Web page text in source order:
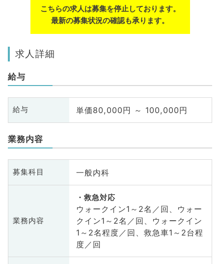
こちらの求人は募集を停止しております。
最新の募集状況の確認も承ります。
求人詳細
給与
給与 単価80,000円 ～ 100,000円
業務内容
募集科目 一般内科
業務内容
救急対応
ウォークイン1～2名／回、ウォー
クイン1～2名／回、ウォークイン
1～2名程度／回、救急車1～2台程
度／回